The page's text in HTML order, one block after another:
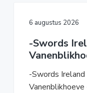
6 augustus 2026
-Swords
-Swords Ireland